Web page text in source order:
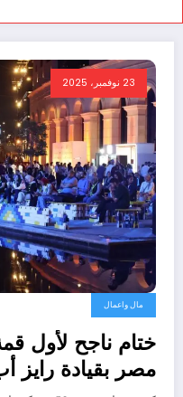
23 نوفمبر، 2025
مال واعمال
ختام ناجح لأول
مصر بقيادة رايز